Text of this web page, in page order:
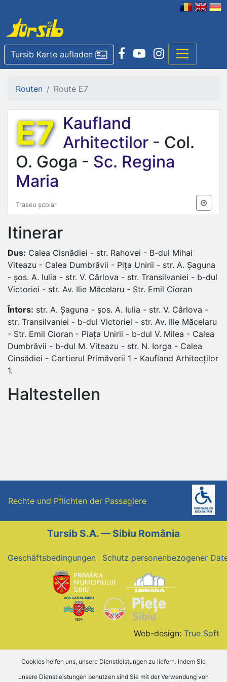
Tursib Karte aufladen
Routen Route E7
E7 Kaufland
Arhitectilor - Col.
O. Goga - Sc. Regina
Maria
Traseu școlar
Itinerar
Dus: Calea Cisnădiei - str. Rahovei - B-dul Mihai
Viteazu - Calea Dumbrăvii - Pița Unirii - str. A. Șaguna
- șos. A. Iulia - str. V. Cârlova - str. Transilvaniei - b-dul
Victoriei - str. Av. Ilie Măcelaru - Str. Emil Cioran
Întors: str. A. Șaguna - șos. A. Iulia - str. V. Cârlova -
str. Transilvaniei - b-dul Victoriei - str. Av. Ilie Măcelaru
- Str. Emil Cioran - Piața Unirii - b-dul V. Milea - Calea
Dumbrăvii - b-dul M. Viteazu - str. N. Iorga - Calea
Cinsădiei - Cartierul Primăverii 1 - Kaufland Arhitecților
1.
Haltestellen
Rechte und Pflichten der Passagiere
Tursib S.A. — Sibiu România
Geschäftsbedingungen Schutz personenbezogener
Web-design: True Soft
Cookies helfen uns, unsere Dienstleistungen zu liefern. Indem Sie
unsere Dienstleistungen benutzen sind Sie mit der Verwendung von